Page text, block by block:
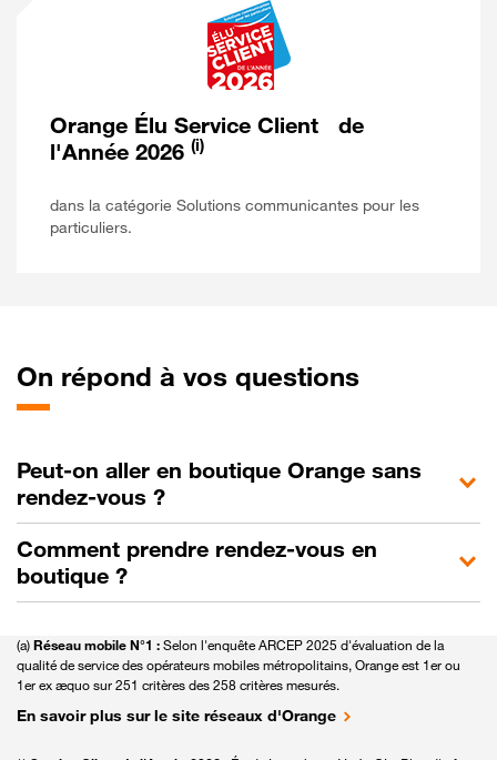
Orange Élu Service Client de
l'Année 2026 (i)
dans la catégorie Solutions communicantes pour les
particuliers.
On répond à vos questions
Peut-on aller en boutique Orange sans
rendez-vous ?
Comment prendre rendez-vous en
boutique ?
(a) Réseau mobile N°1 : Selon l'enquête ARCEP 2025 d'évaluation de la
qualité de service des opérateurs mobiles métropolitains, Orange est 1er ou
1er ex æquo sur 251 critères des 258 critères mesurés.
En savoir plus sur le site réseaux d'Orange